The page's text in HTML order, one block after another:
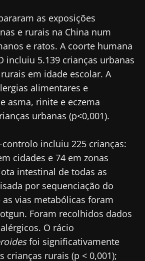
as exposições
e rurais na China num
e ratos. A coorte humana
incluiu 5.139 crianças urbanas
em idade escolar. A
alimentares e
asma, rinite e eczema
urbanas (p<0,001).
incluiu 225 crianças:
cidades e 74 em zonas
intestinal de todas as
por sequenciação do
as vias metabólicas foram
Foram recolhidos dados
O rácio
foi significativamente
crianças rurais (p < 0,001);